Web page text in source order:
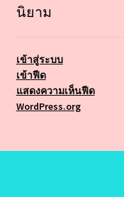
นิยาม
เข้าสู่ระบบ
เข้าฟีด
แสดงความเห็นฟีด
WordPress.org